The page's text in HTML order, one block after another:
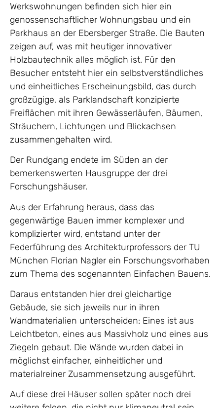
Werkswohnungen befinden sich hier ein
genossenschaftlicher Wohnungsbau und ein
Parkhaus an der Ebersberger Straße. Die Bauten
zeigen auf, was mit heutiger innovativer
Holzbautechnik alles möglich ist. Für den
Besucher entsteht hier ein selbstverständliches
und einheitliches Erscheinungsbild, das durch
großzügige, als Parklandschaft konzipierte
Freiflächen mit ihren Gewässerläufen, Bäumen,
Sträuchern, Lichtungen und Blickachsen
zusammengehalten wird.
Der Rundgang endete im Süden an der
bemerkenswerten Hausgruppe der drei
Forschungshäuser.
Aus der Erfahrung heraus, dass das
gegenwärtige Bauen immer komplexer und
komplizierter wird, entstand unter der
Federführung des Architekturprofessors der TU
München Florian Nagler ein Forschungsvorhaben
zum Thema des sogenannten Einfachen Bauens.
Daraus entstanden hier drei gleichartige
Gebäude, sie sich jeweils nur in ihren
Wandmaterialien unterscheiden: Eines ist aus
Leichtbeton, eines aus Massivholz und eines aus
Ziegeln gebaut. Die Wände wurden dabei in
möglichst einfacher, einheitlicher und
materialreiner Zusammensetzung ausgeführt.
Auf diese drei Häuser sollen später noch drei